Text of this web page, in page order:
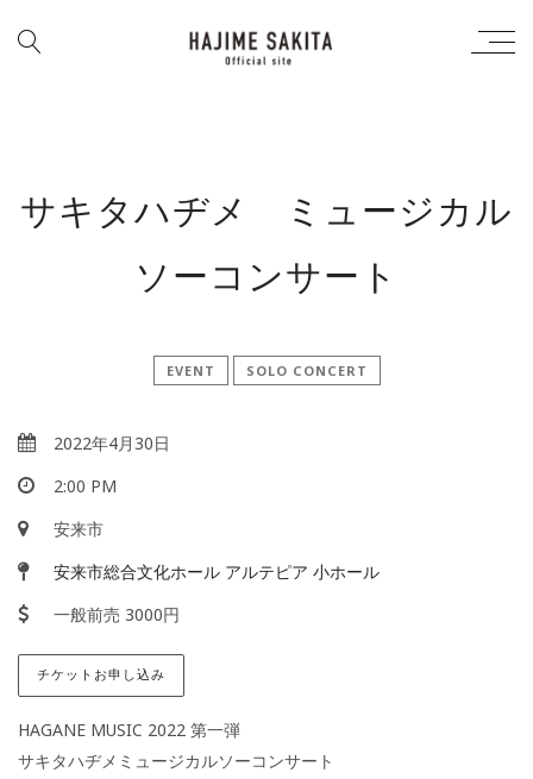
サキタハヂメ ミュージカル
ソーコンサート
EVENT SOLO CONCERT
2022年4月30日
2:00 PM
安来市
安来市総合文化ホール アルテピア 小ホール
一般前売 3000円
チケットお申し込み
HAGANE MUSIC 2022 第一弾
サキタハヂメミュージカルソーコンサート